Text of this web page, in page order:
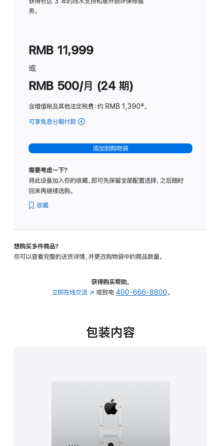
务。
RMB 11,999
或
RMB 500/月 (24 期)
含增值税及其他法定税费：约 RMB 1,390脚
‡。
可享免息分期付款 (Studio
-
标
璃
转
的
添加到购物袋
需要考虑一下？
将此设备加入你的收藏，即可先保留全部配置选择，之后随时
回来再继续选购。
收藏
想购买多件商品？
你可以查看完整的送货详情，并更改购物袋中的商品数量。
获得购买帮助，
立即在线交流 (在
中
或致电 400-666-8800。
包装内容